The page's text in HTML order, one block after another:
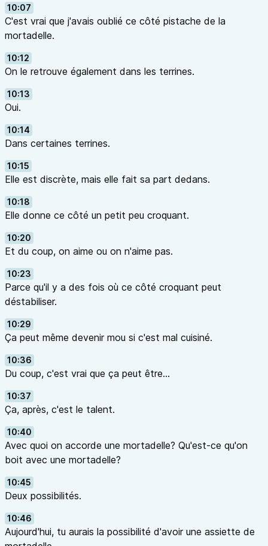
10:07
C'est vrai que j'avais oublié ce côté pistache de la
mortadelle.
10:12
On le retrouve également dans les terrines.
10:13
Oui.
10:14
Dans certaines terrines.
10:15
Elle est discrète, mais elle fait sa part dedans.
10:18
Elle donne ce côté un petit peu croquant.
10:20
Et du coup, on aime ou on n'aime pas.
10:23
Parce qu'il y a des fois où ce côté croquant peut
déstabiliser.
10:29
Ça peut même devenir mou si c'est mal cuisiné.
10:36
Du coup, c'est vrai que ça peut être…
10:37
Ça, après, c'est le talent.
10:40
Avec quoi on accorde une mortadelle? Qu'est-ce qu'on
boit avec une mortadelle?
10:45
Deux possibilités.
10:46
Aujourd'hui, tu aurais la possibilité d'avoir une assiette de